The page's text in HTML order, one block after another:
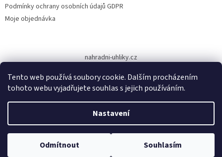
Tento web používá soubory cookie. Dalším procházením
tohoto webu vyjadřujete souhlas s jejich používáním.
Nastavení
Odmítnout Souhlasím
Podmínky ochrany osobních údajů GDPR
Moje objednávka
nahradni-uhliky.cz
Copyright 2026www.dodilny.cz. Všechna práva vyhrazena.Upravit